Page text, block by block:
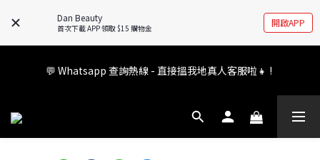
Dan Beauty
首次下載 APP 領取 $15 購物金 開啟APP
🚧全新 Dan Beauty 平台不停更新中，如有任何查詢歡迎前往
FB/IG 了解更多!
💬 Whatsapp 查詢熱線 - 直接搵我地真人客服啦👧 !
會員權益升級中✨ 新福利即將公布💝敬請期待2026!